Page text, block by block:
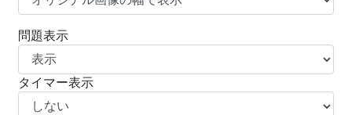
問題表示
タイマー表示